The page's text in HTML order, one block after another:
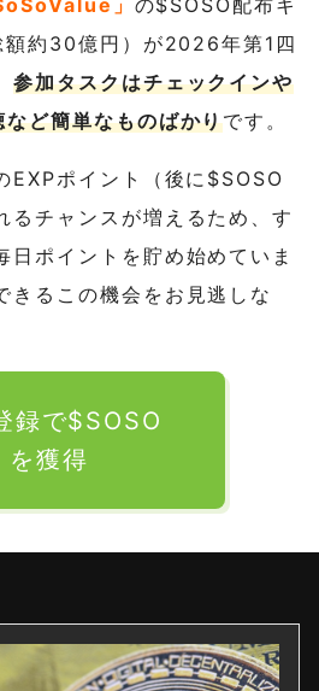
」 の$SOSO配布キ
額約30億円）が2026年第1四
参加タスクはチェックインや
ど簡単なものばかりです。
EXPポイント（後に$SOSO
るチャンスが増えるため、す
日ポイントを貯め始めていま
きるこの機会をお見逃しな
録で$SOSO
を獲得